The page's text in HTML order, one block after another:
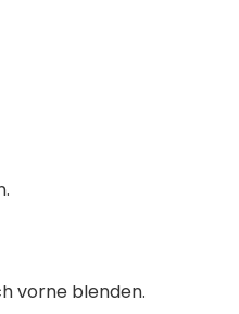
vorne blenden.